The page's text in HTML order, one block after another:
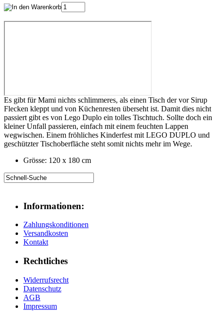
Es gibt für Mami nichts schlimmeres, als einen Tisch der vor Sirup
Flecken kleppt und von Küchenresten überseht ist. Damit dies nicht
passiert gibt es von Lego Duplo ein tolles Tischtuch. Sollte doch ein
kleiner Unfall passieren, einfach mit einem feuchten Lappen
wegwischen. Einem fröhliches Kinderfest mit LEGO DUPLO und
geschützter Tischoberfläche steht somit nichts mehr im Wege.
Grösse: 120 x 180 cm
Informationen:
Zahlungskonditionen
Versandkosten
Kontakt
Rechtliches
Widerrufsrecht
Datenschutz
AGB
Impressum